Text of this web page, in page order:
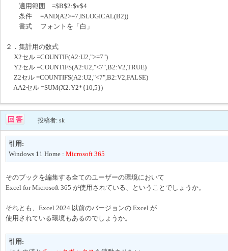
適用範囲 =$B$2:$v$4
条件 =AND(A2>=7,ISLOGICAL(B2))
書式 フォントを「白」
２．集計用の数式
X2セル =COUNTIF(A2:U2,">=7")
Y2セル =COUNTIFS(A2:U2,"<7",B2:V2,TRUE)
Z2セル =COUNTIFS(A2:U2,"<7",B2:V2,FALSE)
AA2セル =SUM(X2:Y2*{10,5})
投稿者: sk
引用:
Windows 11 Home : Microsoft 365
そのブックを編集する全てのユーザーの環境において
Excel for Microsoft 365 が使用されている、ということでしょうか。
それとも、Excel 2024 以前のバージョンの Excel が
使用されている環境もあるのでしょうか。
引用: